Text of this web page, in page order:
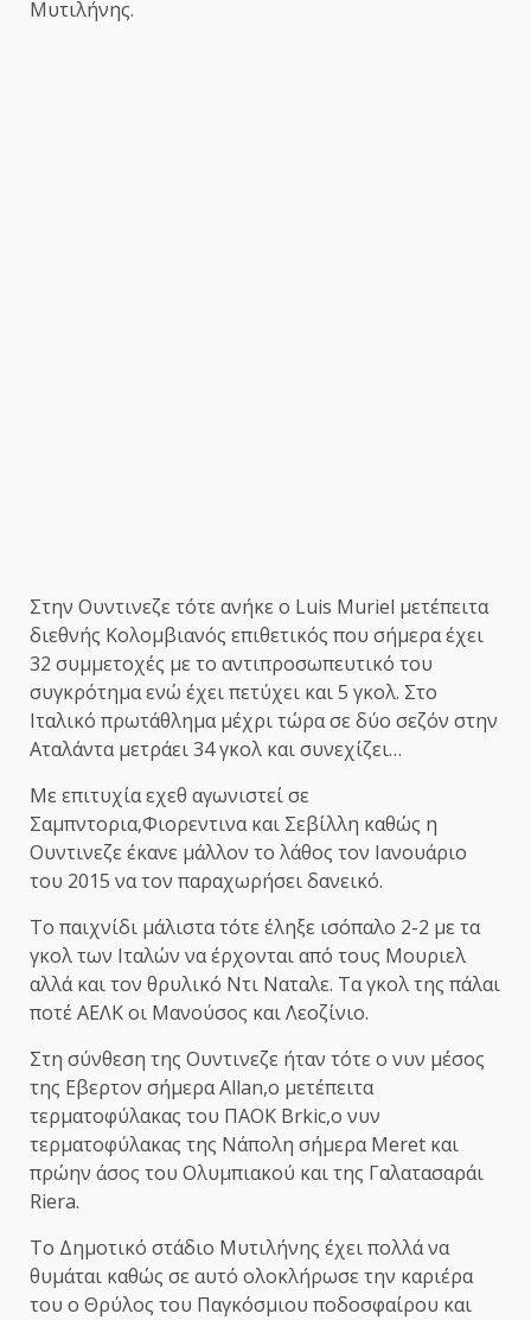
Μυτιλήνης.
Στην Ουντινεζε τότε ανήκε ο Luis Muriel μετέπειτα
διεθνής Κολομβιανός επιθετικός που σήμερα έχει
32 συμμετοχές με το αντιπροσωπευτικό του
συγκρότημα ενώ έχει πετύχει και 5 γκολ. Στο
Ιταλικό πρωτάθλημα μέχρι τώρα σε δύο σεζόν στην
Αταλάντα μετράει 34 γκολ και συνεχίζει…
Με επιτυχία εχεθ αγωνιστεί σε
Σαμπντορια,Φιορεντινα και Σεβίλλη καθώς η
Ουντινεζε έκανε μάλλον το λάθος τον Ιανουάριο
του 2015 να τον παραχωρήσει δανεικό.
Το παιχνίδι μάλιστα τότε έληξε ισόπαλο 2-2 με τα
γκολ των Ιταλών να έρχονται από τους Μουριελ
αλλά και τον θρυλικό Ντι Ναταλε. Τα γκολ της πάλαι
ποτέ ΑΕΛΚ οι Μανούσος και Λεοζίνιο.
Στη σύνθεση της Ουντινεζε ήταν τότε ο νυν μέσος
της Εβερτον σήμερα Allan,ο μετέπειτα
τερματοφύλακας του ΠΑΟΚ Brkic,ο νυν
τερματοφύλακας της Νάπολη σήμερα Meret και
πρώην άσος του Ολυμπιακού και της Γαλατασαράι
Riera.
Το Δημοτικό στάδιο Μυτιλήνης έχει πολλά να
θυμάται καθώς σε αυτό ολοκλήρωσε την καριέρα
του ο Θρύλος του Παγκόσμιου ποδοσφαίρου και